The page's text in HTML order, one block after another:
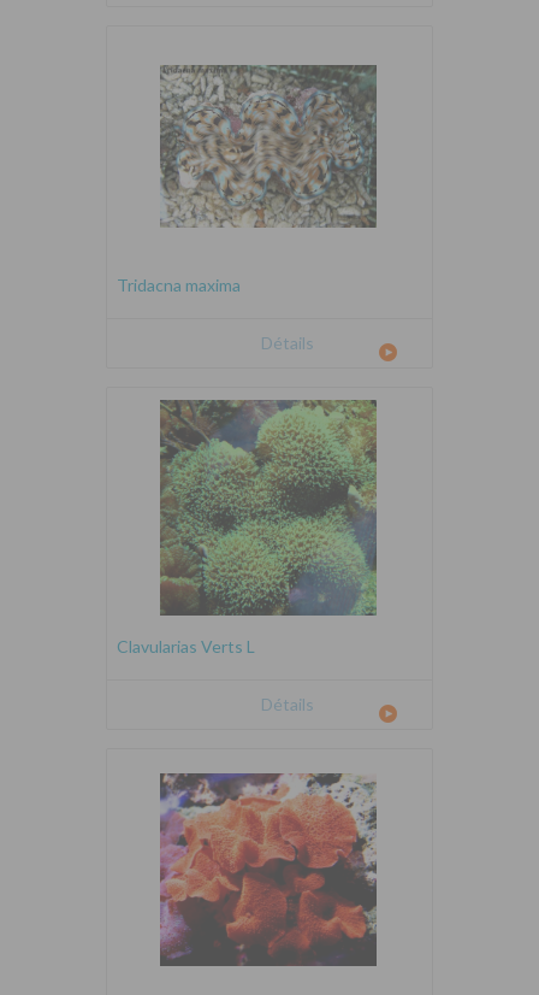
Tridacna maxima
Détails
Clavularias Verts L
Détails